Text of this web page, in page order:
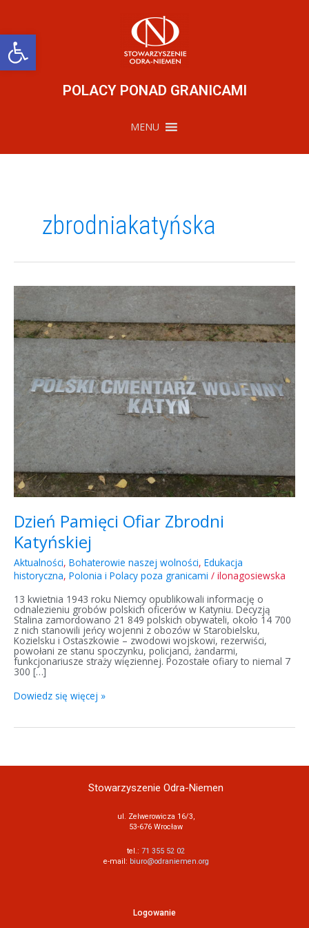
Otwórz pasek narzędzi
POLACY PONAD GRANICAMI
MENU
zbrodniakatyńska
Dzień Pamięci Ofiar Zbrodni
Katyńskiej
Aktualności, Bohaterowie naszej wolności, Edukacja
historyczna, Polonia i Polacy poza granicami / ilonagosiewska
13 kwietnia 1943 roku Niemcy opublikowali informację o
odnalezieniu grobów polskich oficerów w Katyniu. Decyzją
Stalina zamordowano 21 849 polskich obywateli, około 14 700
z nich stanowili jeńcy wojenni z obozów w Starobielsku,
Kozielsku i Ostaszkowie – zwodowi wojskowi, rezerwiści,
powołani ze stanu spoczynku, policjanci, żandarmi,
funkcjonariusze straży więziennej. Pozostałe ofiary to niemal 7
300 […]
Dzień
Pamięci
Zbrodni
Katyńskiej
Dowiedz się więcej »
Stowarzyszenie Odra-Niemen
ul. Zelwerowicza 16/3,
53-676 Wrocław
tel.: 71 355 52 02
e-mail: biuro@odraniemen.org
Logowanie